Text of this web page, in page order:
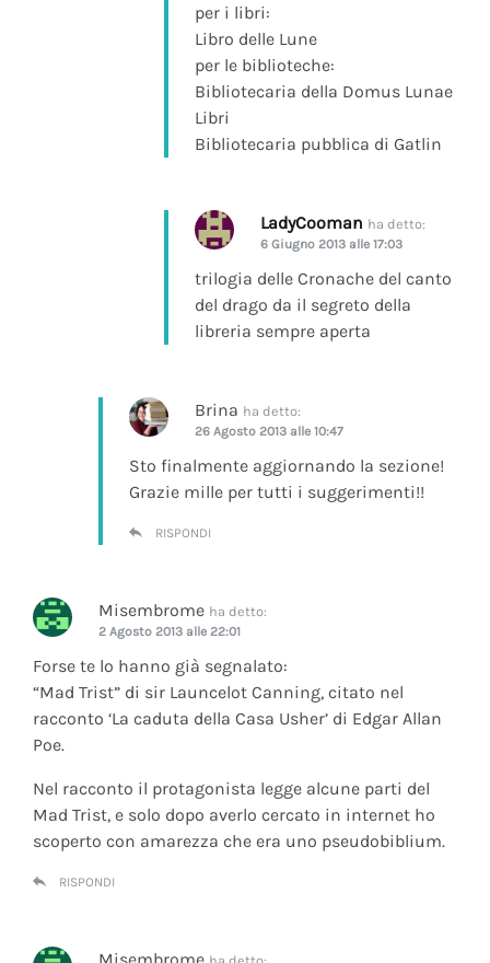
per i libri:
Libro delle Lune
per le biblioteche:
Bibliotecaria della Domus Lunae
Libri
Bibliotecaria pubblica di Gatlin
LadyCooman ha detto:
6 Giugno 2013 alle 17:03
trilogia delle Cronache del canto
del drago da il segreto della
libreria sempre aperta
Brina ha detto:
26 Agosto 2013 alle 10:47
Sto finalmente aggiornando la sezione!
Grazie mille per tutti i suggerimenti!!
RISPONDI
Misembrome ha detto:
2 Agosto 2013 alle 22:01
Forse te lo hanno già segnalato:
“Mad Trist” di sir Launcelot Canning, citato nel
racconto ‘La caduta della Casa Usher’ di Edgar Allan
Poe.
Nel racconto il protagonista legge alcune parti del
Mad Trist, e solo dopo averlo cercato in internet ho
scoperto con amarezza che era uno pseudobiblium.
RISPONDI